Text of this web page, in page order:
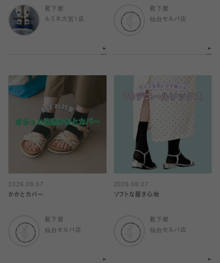
靴下屋
ルミネ大宮1店
靴下屋
仙台セルバ店
2026.08.07
かかとカバー
靴下屋
仙台セルバ店
2026.08.07
ソフトな履き心地
靴下屋
仙台セルバ店